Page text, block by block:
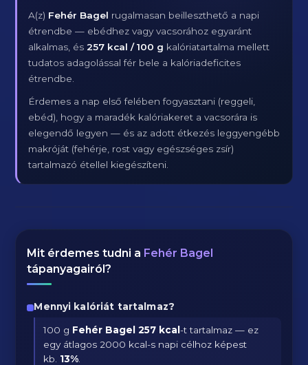
A(z) Fehér Bagel rugalmasan beilleszthető a napi
étrendbe — ebédhez vagy vacsorához egyaránt
alkalmas, és257 kcal / 100 g kalóriatartalma mellett
tudatos adagolással fér bele a kalóriadeficites
étrendbe.
Érdemes a nap első felében fogyasztani (reggeli,
ebéd), hogy a maradék kalóriakeret a vacsorára is
elegendő legyen — és az adott étkezés leggyengébb
makróját (fehérje, rost vagy egészséges zsír)
tartalmazó étellel kiegészíteni.
Mit érdemes tudni a Fehér Bagel
tápanyagairól?
Mennyi kalóriát tartalmaz?
100 g Fehér Bagel 257 kcal-t tartalmaz — ez
egy átlagos 2000 kcal-s napi célhoz képest
kb. 13%